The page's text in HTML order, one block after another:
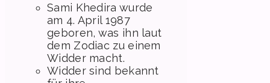
Sami Khedira wurde
am 4. April 1987
geboren, was ihn laut
dem Zodiac zu einem
Widder macht.
Widder sind bekannt